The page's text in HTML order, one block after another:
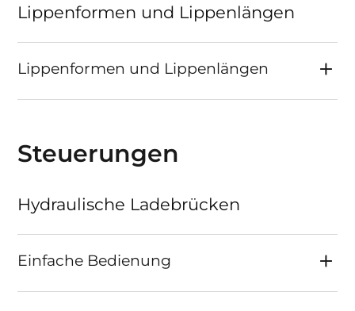
Lippenformen und Lippenlängen
Lippenformen und Lippenlängen
Steuerungen
Hydraulische Ladebrücken
Einfache Bedienung